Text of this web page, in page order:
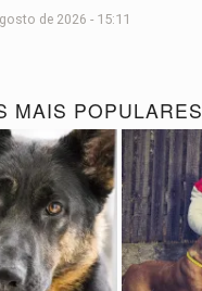
de 2026 - 15:11
MAIS POPULARES